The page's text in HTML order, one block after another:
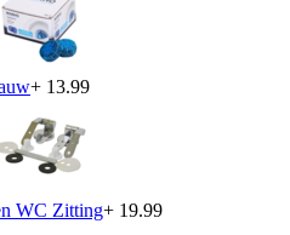
+ 13.99
WC Zitting+ 19.99